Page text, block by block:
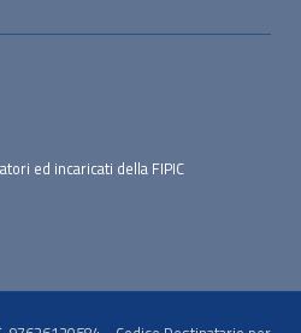
ed incaricati della FIPIC